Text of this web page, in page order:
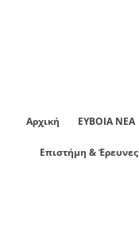
Αρχική ΕΥΒΟΙΑ ΝΕΑ
Επιστήμη & Έρευνες